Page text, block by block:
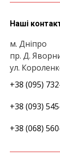
Наші
м. Дніпро
пр. Д.
ул.
+38 (095)
+38 (093)
+38 (068)